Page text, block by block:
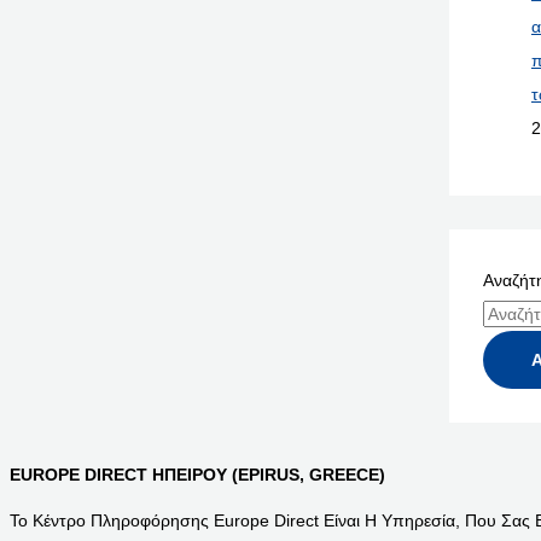
EUROPE DIRECT ΗΠΕΙΡΟΥ (EPIRUS, GREECE)
Το Κέντρο Πληροφόρησης Europe Direct Είναι Η Υπηρεσία, Που Σας